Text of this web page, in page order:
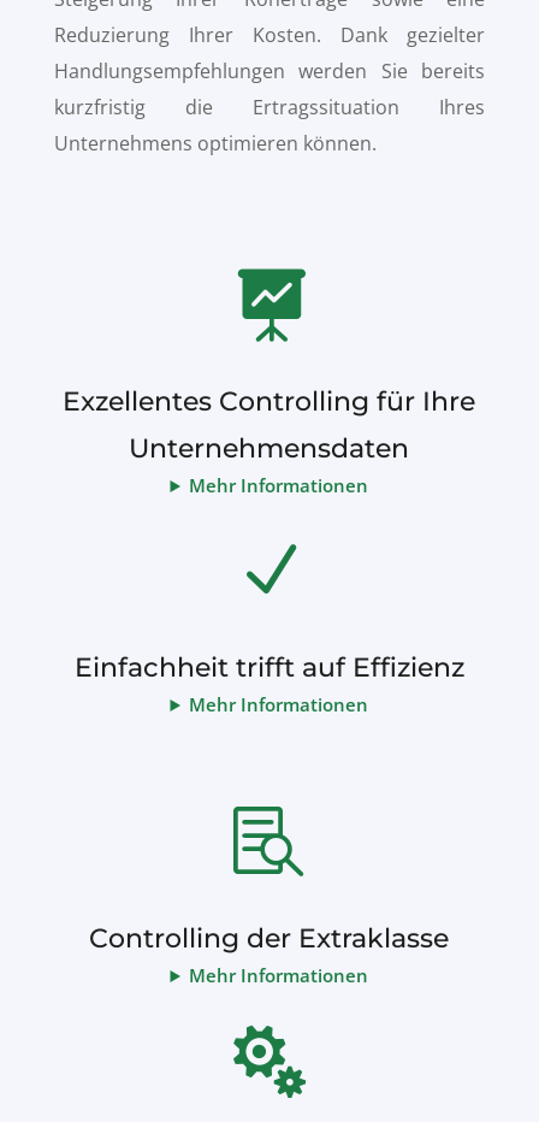
Reduzierung Ihrer Kosten. Dank gezielter
Handlungsempfehlungen werden Sie bereits
kurzfristig die Ertragssituation Ihres
Unternehmens optimieren können.

Exzellentes Controlling für Ihre
Unternehmensdaten
Mehr Informationen
N
Einfachheit trifft auf Effizienz
Mehr Informationen

Controlling der Extraklasse
Mehr Informationen
